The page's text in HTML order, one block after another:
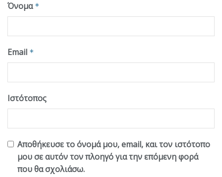
Όνομα *
Email *
Ιστότοπος
Αποθήκευσε το όνομά μου, email, και τον ιστότοπο
μου σε αυτόν τον πλοηγό για την επόμενη φορά
που θα σχολιάσω.